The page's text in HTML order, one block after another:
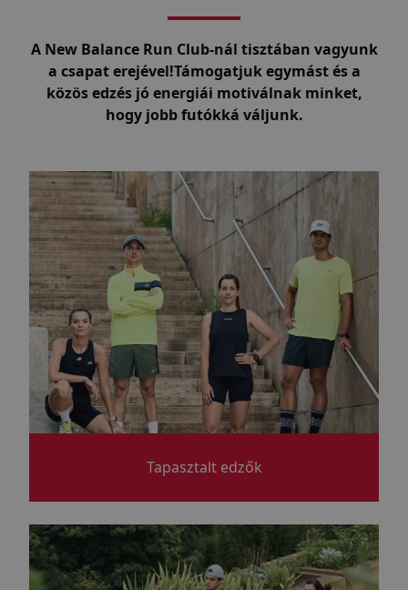
A New Balance Run Club-nál tisztában vagyunk
a csapat erejével!Támogatjuk egymást és a
közös edzés jó energiái motiválnak minket,
hogy jobb futókká váljunk.
Tapasztalt edzők